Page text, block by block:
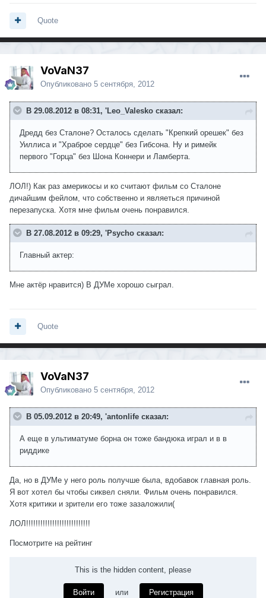
Quote
VoVaN37
Опубликовано 5 сентября, 2012
В 29.08.2012 в 08:31, 'Leo_Valesko сказал:
Дредд без Сталоне? Осталось сделать "Крепкий орешек" без
Уиллиса и "Храброе сердце" без Гибсона. Ну и римейк
первого "Горца" без Шона Коннери и Ламберта.
ЛОЛ!) Как раз америкосы и ко считают фильм со Сталоне
дичайшим фейлом, что собственно и являеться причиной
перезапуска. Хотя мне фильм очень понравился.
В 27.08.2012 в 09:29, 'Psycho сказал:
Главный актер:
Мне актёр нравится) В ДУМе хорошо сыграл.
Quote
VoVaN37
Опубликовано 5 сентября, 2012
В 05.09.2012 в 20:49, 'antonlife сказал:
А еще в ультиматуме борна он тоже бандюка играл и в в
риддике
Да, но в ДУМе у него роль получше была, вдобавок главная роль.
Я вот хотел бы чтобы сиквел сняли. Фильм очень понравился.
Хотя критики и зрители его тоже зазаложили(
ЛОЛ!!!!!!!!!!!!!!!!!!!!!!!!!!!
Посмотрите на рейтинг
This is the hidden content, please
Войти или Регистрация